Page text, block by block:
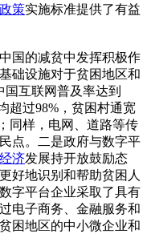
政策实施标准提供了有益
国的减贫中发挥积极作
础设施对于贫困地区和
国互联网普及率达到
超过98%，贫困村通宽
同样，电网、道路等传
点。二是政府与数字平
济发展持开放鼓励态
好地识别和帮助贫困人
字平台企业采取了具有
电子商务、金融服务和
困地区的中小微企业和